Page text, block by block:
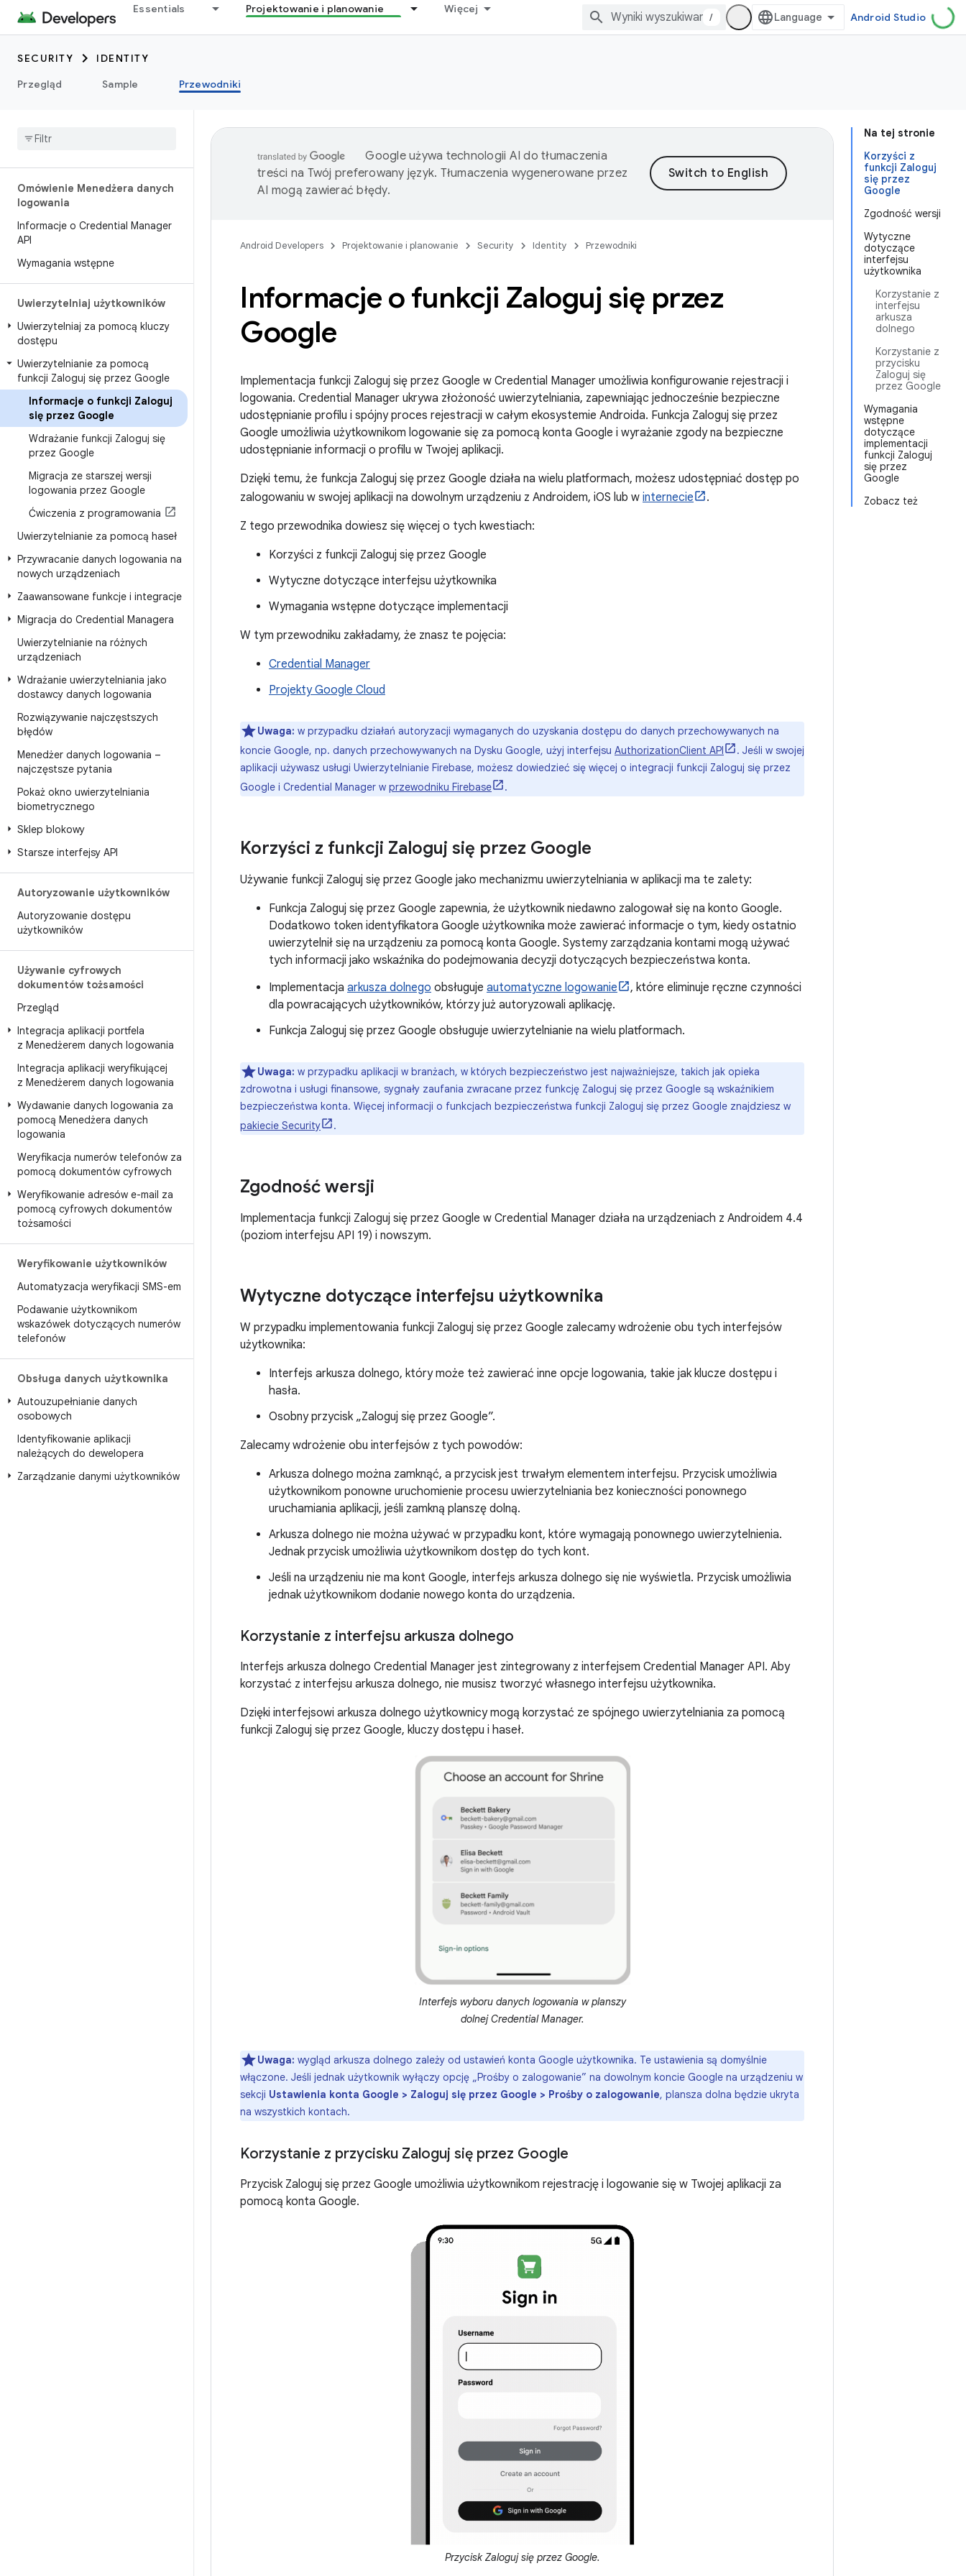
Essentials Projektowanie i planowanie Więcej
/ Android Studio
SECURITY
IDENTITY
Przegląd
Sample Przewodniki
Omówienie Menedżera danych
logowania
Informacje o Credential Manager
API
Wymagania wstępne
Uwierzytelniaj użytkowników
Uwierzytelniaj za pomocą kluczy
dostępu
Uwierzytelnianie za pomocą
funkcji Zaloguj się przez Google
Informacje o funkcji Zaloguj
się przez Google
Wdrażanie funkcji Zaloguj się
przez Google
Migracja ze starszej wersji
logowania przez Google
Ćwiczenia z programowania
Uwierzytelnianie za pomocą haseł
Przywracanie danych logowania na
nowych urządzeniach
Zaawansowane funkcje i integracje
Migracja do Credential Managera
Uwierzytelnianie na różnych
urządzeniach
Wdrażanie uwierzytelniania jako
dostawcy danych logowania
Rozwiązywanie najczęstszych
błędów
Menedżer danych logowania –
najczęstsze pytania
Pokaż okno uwierzytelniania
biometrycznego
Sklep blokowy
Starsze interfejsy API
Autoryzowanie użytkowników
Autoryzowanie dostępu
użytkowników
Używanie cyfrowych
dokumentów tożsamości
Przegląd
Integracja aplikacji portfela
z Menedżerem danych logowania
Integracja aplikacji weryfikującej
z Menedżerem danych logowania
Wydawanie danych logowania za
pomocą Menedżera danych
logowania
Weryfikacja numerów telefonów za
pomocą dokumentów cyfrowych
Weryfikowanie adresów e-mail za
pomocą cyfrowych dokumentów
tożsamości
Weryfikowanie użytkowników
Automatyzacja weryfikacji SMS-em
Podawanie użytkownikom
wskazówek dotyczących numerów
telefonów
Obsługa danych użytkownika
Autouzupełnianie danych
osobowych
Identyfikowanie aplikacji
należących do dewelopera
Zarządzanie danymi użytkowników
Na tej stronie
Korzyści z
funkcji Zaloguj
się przez
Google
Zgodność wersji
Wytyczne
dotyczące
interfejsu
użytkownika
Korzystanie z
interfejsu
arkusza
dolnego
Korzystanie z
przycisku
Zaloguj się
przez Google
Wymagania
wstępne
dotyczące
implementacji
funkcji Zaloguj
się przez
Google
Zobacz też
Google używa technologii AI do tłumaczenia
treści na Twój preferowany język. Tłumaczenia wygenerowane przez
AI mogą zawierać błędy.
Android Developers Projektowanie i planowanie Security Identity Przewodniki
Informacje o funkcji Zaloguj się przez
Google
Implementacja funkcji Zaloguj się przez Google w Credential Manager umożliwia konfigurowanie rejestracji i
logowania. Credential Manager ukrywa złożoność uwierzytelniania, zapewniając jednocześnie bezpieczne
udostępnianie profilu i spójny proces rejestracji w całym ekosystemie Androida. Funkcja Zaloguj się przez
Google umożliwia użytkownikom logowanie się za pomocą konta Google i wyrażanie zgody na bezpieczne
udostępnianie informacji o profilu w Twojej aplikacji.
Dzięki temu, że funkcja Zaloguj się przez Google działa na wielu platformach, możesz udostępniać dostęp po
zalogowaniu w swojej aplikacji na dowolnym urządzeniu z Androidem, iOS lub w internecie
.
Z tego przewodnika dowiesz się więcej o tych kwestiach:
Korzyści z funkcji Zaloguj się przez Google
Wytyczne dotyczące interfejsu użytkownika
Wymagania wstępne dotyczące implementacji
W tym przewodniku zakładamy, że znasz te pojęcia:
Credential Manager
Projekty Google Cloud
Uwaga: w przypadku działań autoryzacji wymaganych do uzyskania dostępu do danych przechowywanych na
koncie Google, np. danych przechowywanych na Dysku Google, użyj interfejsu AuthorizationClient API
. Jeśli w swojej
aplikacji używasz usługi Uwierzytelnianie Firebase, możesz dowiedzieć się więcej o integracji funkcji Zaloguj się przez
Google i Credential Manager w przewodniku Firebase .
Korzyści z funkcji Zaloguj się przez Google
Używanie funkcji Zaloguj się przez Google jako mechanizmu uwierzytelniania w aplikacji ma te zalety:
Funkcja Zaloguj się przez Google zapewnia, że użytkownik niedawno zalogował się na konto Google.
Dodatkowo token identyfikatora Google użytkownika może zawierać informacje o tym, kiedy ostatnio
uwierzytelnił się na urządzeniu za pomocą konta Google. Systemy zarządzania kontami mogą używać
tych informacji jako wskaźnika do podejmowania decyzji dotyczących bezpieczeństwa konta.
Implementacja arkusza dolnego obsługuje automatyczne logowanie
, które eliminuje ręczne czynności
dla powracających użytkowników, którzy już autoryzowali aplikację.
Funkcja Zaloguj się przez Google obsługuje uwierzytelnianie na wielu platformach.
Uwaga: w przypadku aplikacji w branżach, w których bezpieczeństwo jest najważniejsze, takich jak opieka
zdrowotna i usługi finansowe, sygnały zaufania zwracane przez funkcję Zaloguj się przez Google są wskaźnikiem
bezpieczeństwa konta. Więcej informacji o funkcjach bezpieczeństwa funkcji Zaloguj się przez Google znajdziesz w
pakiecie Security
.
Zgodność wersji
Implementacja funkcji Zaloguj się przez Google w Credential Manager działa na urządzeniach z Androidem 4.4
(poziom interfejsu API 19) i nowszym.
Wytyczne dotyczące interfejsu użytkownika
W przypadku implementowania funkcji Zaloguj się przez Google zalecamy wdrożenie obu tych interfejsów
użytkownika:
Interfejs arkusza dolnego, który może też zawierać inne opcje logowania, takie jak klucze dostępu i
hasła.
Osobny przycisk „Zaloguj się przez Google”.
Zalecamy wdrożenie obu interfejsów z tych powodów:
Arkusza dolnego można zamknąć, a przycisk jest trwałym elementem interfejsu. Przycisk umożliwia
użytkownikom ponowne uruchomienie procesu uwierzytelniania bez konieczności ponownego
uruchamiania aplikacji, jeśli zamkną planszę dolną.
Arkusza dolnego nie można używać w przypadku kont, które wymagają ponownego uwierzytelnienia.
Jednak przycisk umożliwia użytkownikom dostęp do tych kont.
Jeśli na urządzeniu nie ma kont Google, interfejs arkusza dolnego się nie wyświetla. Przycisk umożliwia
jednak użytkownikom dodanie nowego konta do urządzenia.
Korzystanie z interfejsu arkusza dolnego
Interfejs arkusza dolnego Credential Manager jest zintegrowany z interfejsem Credential Manager API. Aby
korzystać z interfejsu arkusza dolnego, nie musisz tworzyć własnego interfejsu użytkownika.
Dzięki interfejsowi arkusza dolnego użytkownicy mogą korzystać ze spójnego uwierzytelniania za pomocą
funkcji Zaloguj się przez Google, kluczy dostępu i haseł.
Interfejs wyboru danych logowania w planszy
dolnej Credential Manager.
Uwaga: wygląd arkusza dolnego zależy od ustawień konta Google użytkownika. Te ustawienia są domyślnie
włączone. Jeśli jednak użytkownik wyłączy opcję „Prośby o zalogowanie” na dowolnym koncie Google na urządzeniu w
sekcji Ustawienia konta Google > Zaloguj się przez Google > Prośby o zalogowanie, plansza dolna będzie ukryta
na wszystkich kontach.
Korzystanie z przycisku Zaloguj się przez Google
Przycisk Zaloguj się przez Google umożliwia użytkownikom rejestrację i logowanie się w Twojej aplikacji za
pomocą konta Google.
Przycisk Zaloguj się przez Google.